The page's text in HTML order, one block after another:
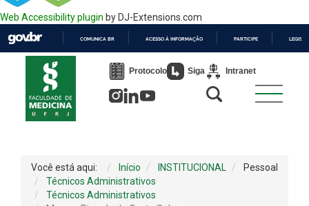
Web Accessibility plugin by DJ-Extensions.com
PARA
COMUNICA BR ACESSO À INFORMAÇÃO PARTICIPE
Protocolo Siga Intranet
Você está aqui: Início INSTITUCIONAL
Pessoal
Técnicos Administrativos
Técnicos Administrativos